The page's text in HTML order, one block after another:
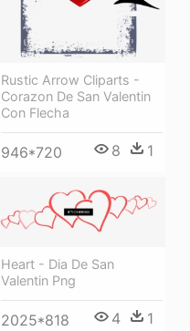
Rustic Arrow Cliparts -
Corazon De San Valentin
Con Flecha
946*720 8 1
Heart - Dia De San
Valentin Png
2025*818 4 1